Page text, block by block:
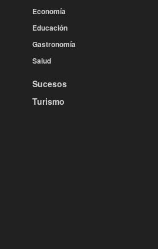
Economía
Educación
Gastronomía
Salud
Sucesos
Turismo